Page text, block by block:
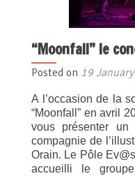
“Moonfall” le
Posted on 19
A l’occasion de la
“Moonfall” en avril
vous présenter un
compagnie de
Orain. Le Pôle
accueilli le